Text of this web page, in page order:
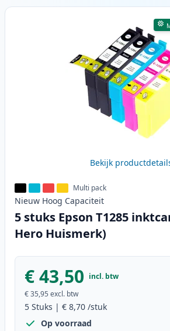
Bekijk
Multi pack
Nieuw Hoog Capaciteit
5 stuks Epson T1285
Hero Huismerk)
€ 43,50 incl. btw
€ 35,95 excl. btw
5 Stuks | € 8,70 /stuk
Op voorraad